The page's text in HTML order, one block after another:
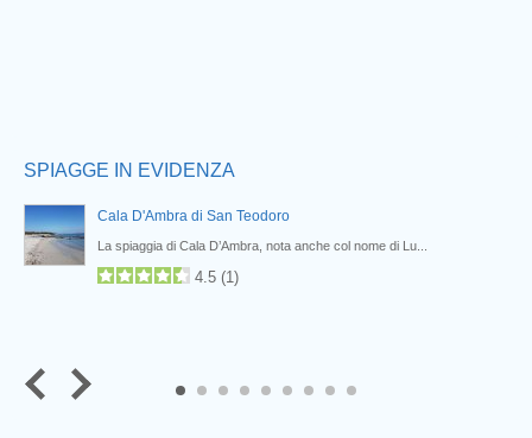
SPIAGGE IN EVIDENZA
Cala D'Ambra di San Teodoro
La spiaggia di Cala D’Ambra, nota anche col nome di Lu...
4.5 (1)
8